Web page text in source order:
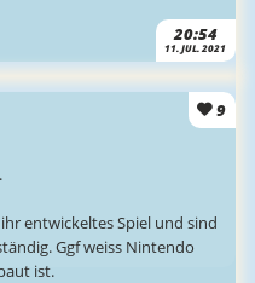
20:54
11. JUL. 2021
9
entwickeltes Spiel und sind
Ggf weiss Nintendo
ist.